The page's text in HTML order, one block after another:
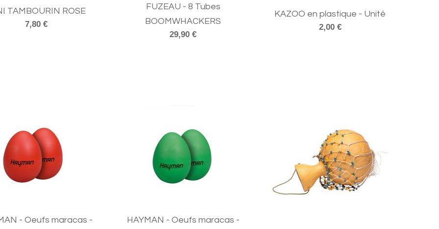
TAMBOURIN ROSE
7,80 €
FUZEAU - 8 Tubes
BOOMWHACKERS
29,90 €
KAZOO en plastique - Unité
2,00 €
- Oeufs maracas -
HAYMAN - Oeufs maracas -